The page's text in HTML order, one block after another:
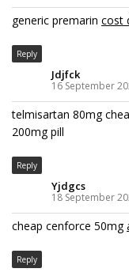
generic premarin cost
Reply
Jdjfck
16 September
telmisartan 80mg
200mg pill
Reply
Yjdgcs
18 September
cheap cenforce 50mg
Reply